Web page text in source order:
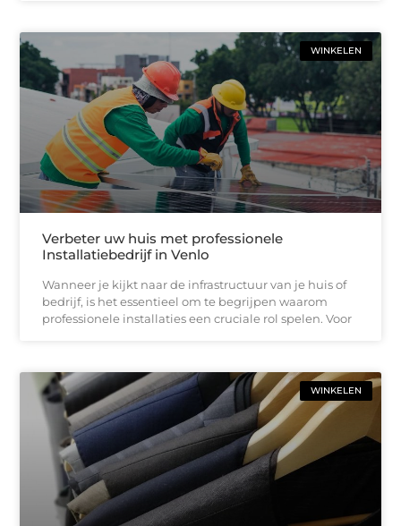
WINKELEN
Verbeter uw huis met professionele
Installatiebedrijf in Venlo
Wanneer je kijkt naar de infrastructuur van je huis of
bedrijf, is het essentieel om te begrijpen waarom
professionele installaties een cruciale rol spelen. Voor
WINKELEN